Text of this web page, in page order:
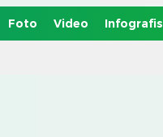
Foto Video Infografis